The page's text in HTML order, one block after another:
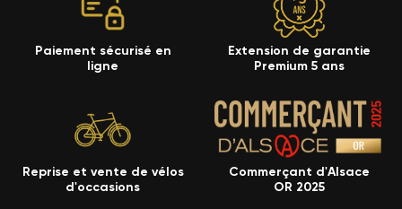
Paiement sécurisé en
ligne
Extension de garantie
Premium 5 ans
Reprise et vente de vélos
d'occasions
Commerçant d'Alsace
OR 2025